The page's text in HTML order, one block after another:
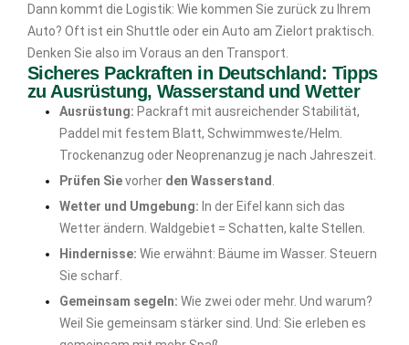
Dann kommt die Logistik: Wie kommen Sie zurück zu Ihrem
Auto? Oft ist ein Shuttle oder ein Auto am Zielort praktisch.
Denken Sie also im Voraus an den Transport.
Sicheres Packraften in Deutschland: Tipps
zu Ausrüstung, Wasserstand und Wetter
Ausrüstung: Packraft mit ausreichender Stabilität,
Paddel mit festem Blatt, Schwimmweste/Helm.
Trockenanzug oder Neoprenanzug je nach Jahreszeit.
Prüfen Sievorher den Wasserstand
Wetter und Umgebung: In der Eifel kann sich das
Wetter ändern. Waldgebiet = Schatten, kalte Stellen.
Hindernisse: Wie erwähnt: Bäume im Wasser. Steuern
Sie scharf.
Gemeinsam segeln: Wie zwei oder mehr. Und warum?
Weil Sie gemeinsam stärker sind. Und: Sie erleben es